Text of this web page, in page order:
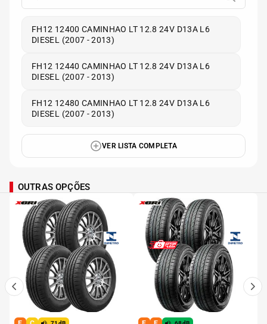
FH12 12400 CAMINHAO LT 12.8 24V D13A L6
DIESEL (2007 - 2013)
FH12 12440 CAMINHAO LT 12.8 24V D13A L6
DIESEL (2007 - 2013)
FH12 12480 CAMINHAO LT 12.8 24V D13A L6
DIESEL (2007 - 2013)
VER LISTA COMPLETA
OUTRAS OPÇÕES